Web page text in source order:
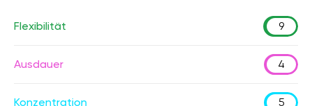
Flexibilität 9
Ausdauer 4
Konzentration 5